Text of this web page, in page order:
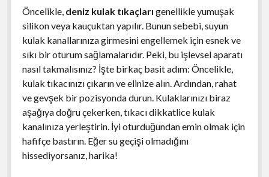
Öncelikle, deniz kulak tıkaçları genellikle yumuşak
silikon veya kauçuktan yapılır. Bunun sebebi, suyun
kulak kanallarınıza girmesini engellemek için esnek ve
sıkı bir oturum sağlamalarıdır. Peki, bu işlevsel aparatı
nasıl takmalısınız? İşte birkaç basit adım: Öncelikle,
kulak tıkacınızı çıkarın ve elinize alın. Ardından, rahat
ve gevşek bir pozisyonda durun. Kulaklarınızı biraz
aşağıya doğru çekerken, tıkacı dikkatlice kulak
kanalınıza yerleştirin. İyi oturduğundan emin olmak için
hafifçe bastırın. Eğer su geçişi olmadığını
hissediyorsanız, harika!